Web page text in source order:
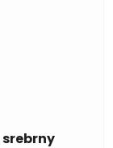
srebrny